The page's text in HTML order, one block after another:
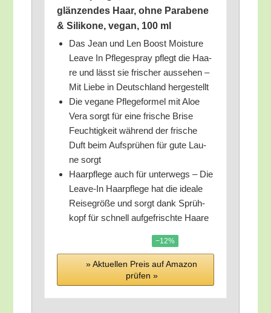
glän­zen­des Haar, ohne Para­be­ne
& Sili­ko­ne, vegan, 100 ml
Das Jean und Len Boost Mois­tu­re
Lea­ve In Pfle­ge­spray pflegt die Haa­
re und lässt sie fri­scher aus­se­hen –
Mit Lie­be in Deutsch­land hergestellt
Die vega­ne Pfle­ge­for­mel mit Aloe
Vera sorgt für eine fri­sche Bri­se
Feuch­tig­keit wäh­rend der fri­sche
Duft beim Auf­sprü­hen für gute Lau­
ne sorgt
Haar­pfle­ge auch für unter­wegs – Die
Lea­ve-In Haar­pfle­ge hat die idea­le
Rei­se­grö­ße und sorgt dank Sprüh­
kopf für schnell auf­ge­frisch­te Haare
−12%
» Aktu­el­len Preis auf Ama­zon
prü­fen »